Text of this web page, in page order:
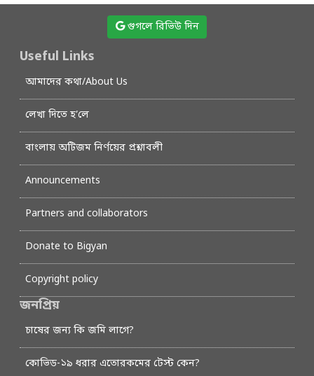
গুগলে রিভিউ দিন
Useful Links
আমাদের কথা/About Us
লেখা দিতে হ’লে
বাংলায় অটিজম নির্ণয়ের প্রশ্নাবলী
Announcements
Partners and collaborators
Donate to Bigyan
Copyright policy
জনপ্রিয়
চাষের জন্য কি জমি লাগে?
কোভিড-১৯ ধরার এতোরকমের টেস্ট কেন?